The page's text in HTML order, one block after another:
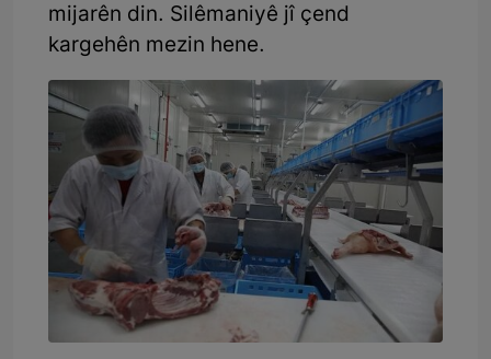
mijarên din. Silêmaniyê jî çend
kargehên mezin hene.